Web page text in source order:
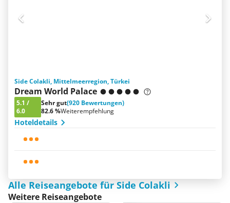
Side Colakli, Mittelmeerregion, Türkei
Dream World Palace
5.1 /
6.0
Sehr gut(920 Bewertungen)
82.6 %Weiterempfehlung
Hoteldetails
Alle Reiseangebote für Side Colakli
Weitere Reiseangebote